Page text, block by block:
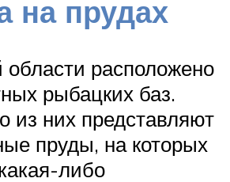
на прудах
расположено
рыбацких баз.
из них представляют
пруды, на которых
либо